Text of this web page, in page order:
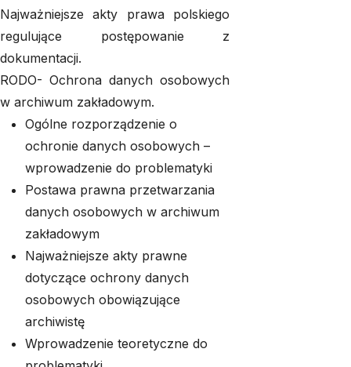
Najważniejsze akty prawa polskiego
regulujące postępowanie z
dokumentacji.
RODO- Ochrona danych osobowych
w archiwum zakładowym.
Ogólne rozporządzenie o
ochronie danych osobowych –
wprowadzenie do problematyki
Postawa prawna przetwarzania
danych osobowych w archiwum
zakładowym
Najważniejsze akty prawne
dotyczące ochrony danych
osobowych obowiązujące
archiwistę
Wprowadzenie teoretyczne do